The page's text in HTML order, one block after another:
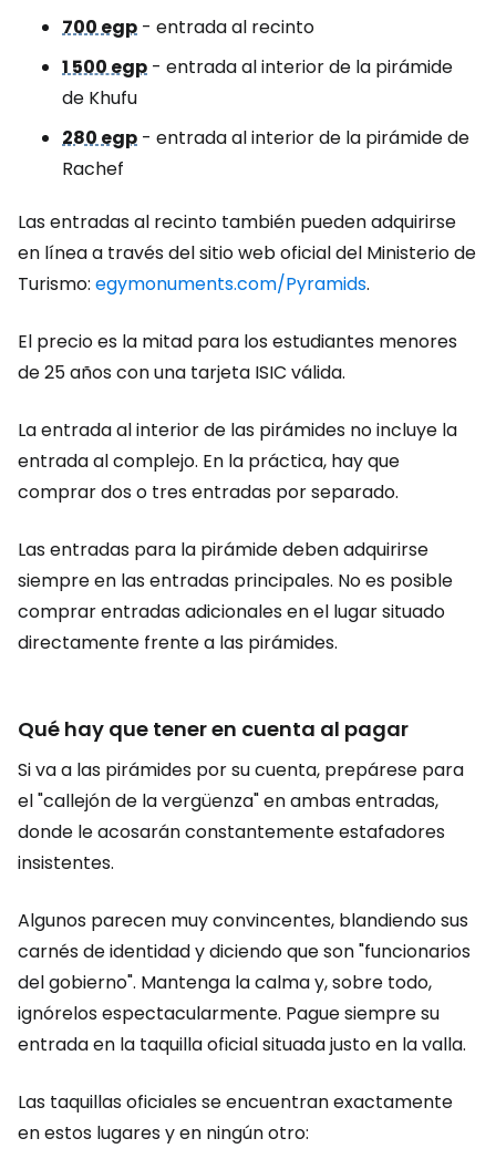
700 egp - entrada al recinto
1 500 egp - entrada al interior de la pirámide
de Khufu
280 egp - entrada al interior de la pirámide de
Rachef
Las entradas al recinto también pueden adquirirse
en línea a través del sitio web oficial del Ministerio de
Turismo: egymonuments.com/Pyramids.
El precio es la mitad para los estudiantes menores
de 25 años con una tarjeta ISIC válida.
La entrada al interior de las pirámides no incluye la
entrada al complejo. En la práctica, hay que
comprar dos o tres entradas por separado.
Las entradas para la pirámide deben adquirirse
siempre en las entradas principales. No es posible
comprar entradas adicionales en el lugar situado
directamente frente a las pirámides.
Qué hay que tener en cuenta al pagar
Si va a las pirámides por su cuenta, prepárese para
el "callejón de la vergüenza" en ambas entradas,
donde le acosarán constantemente estafadores
insistentes.
Algunos parecen muy convincentes, blandiendo sus
carnés de identidad y diciendo que son "funcionarios
del gobierno". Mantenga la calma y, sobre todo,
ignórelos espectacularmente. Pague siempre su
entrada en la taquilla oficial situada justo en la valla.
Las taquillas oficiales se encuentran exactamente
en estos lugares y en ningún otro: